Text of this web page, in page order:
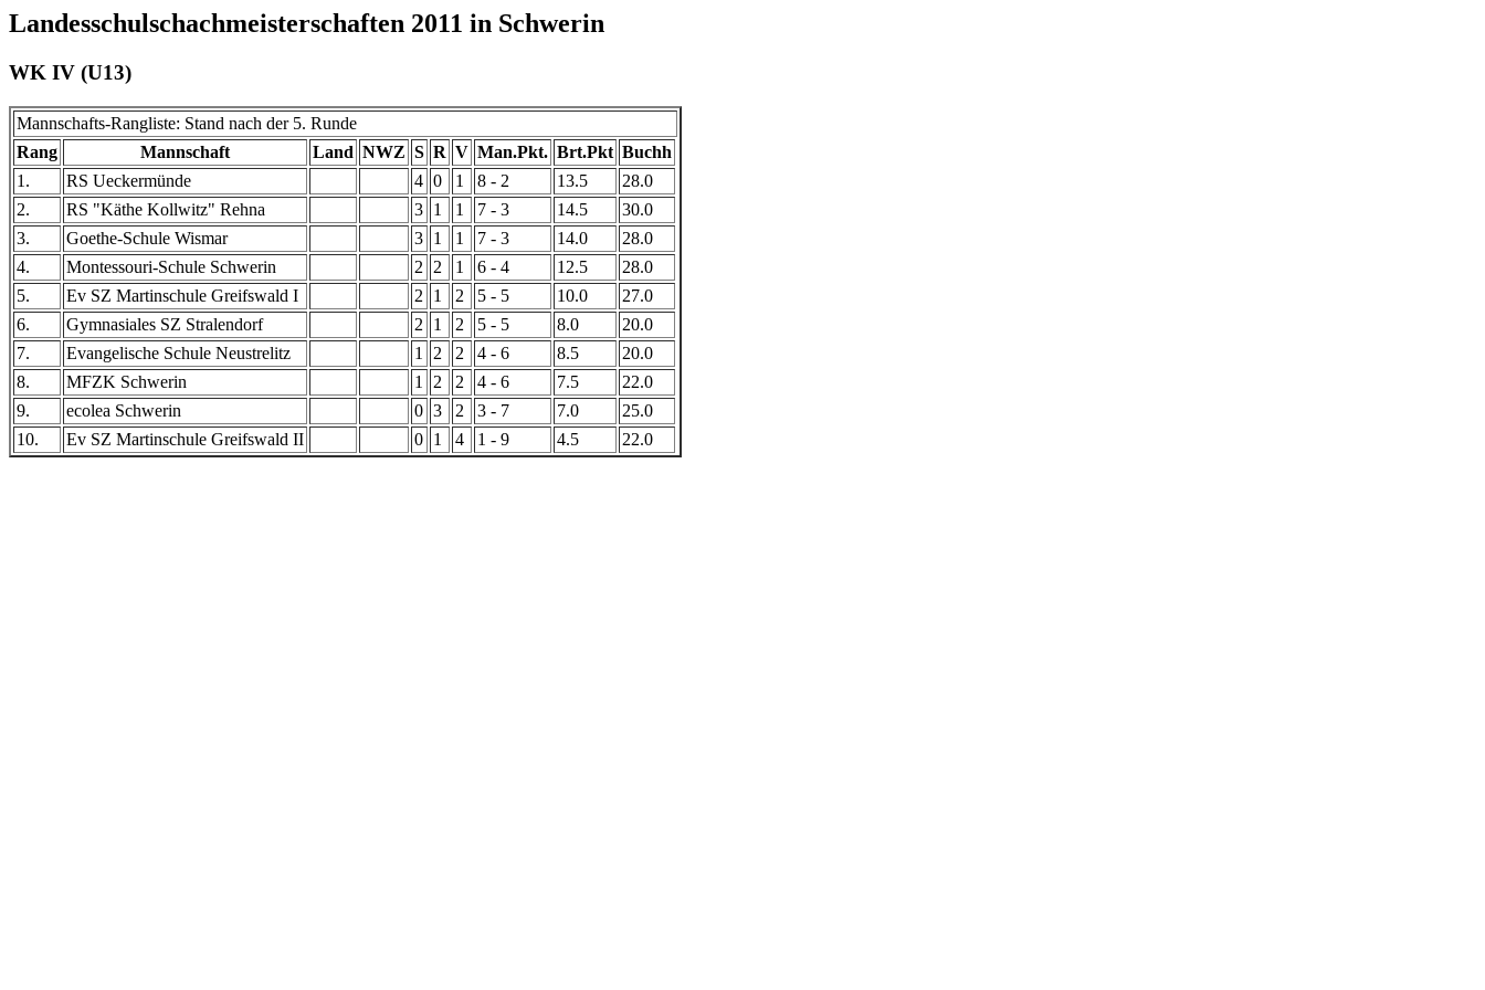
Landesschulschachmeisterschaften 2011 in Schwerin
WK IV (U13)
Mannschafts-Rangliste: Stand nach der 5. Runde
Rang
Mannschaft Land NWZ S R V Man.Pkt. Brt.Pkt Buchh
1.
RS Ueckermünde 4 0 1 8 - 2 13.5
28.0
2.
RS "Käthe Kollwitz" Rehna 3 1 1 7 - 3 14.5
30.0
3.
Goethe-Schule Wismar 3 1 1 7 - 3 14.0
28.0
4.
Montessouri-Schule Schwerin 2 2 1 6 - 4 12.5
28.0
5.
Ev SZ Martinschule Greifswald I 2 1 2 5 - 5 10.0
27.0
6.
Gymnasiales SZ Stralendorf 2 1 2 5 - 5 8.0
20.0
7.
Evangelische Schule Neustrelitz 1 2 2 4 - 6 8.5
20.0
8.
MFZK Schwerin 1 2 2 4 - 6 7.5
22.0
9.
ecolea Schwerin 0 3 2 3 - 7 7.0
25.0
10.
Ev SZ Martinschule Greifswald II 0 1 4 1 - 9 4.5 22.0